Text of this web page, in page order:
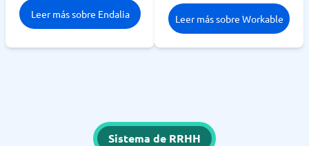
Leer más sobre Endalia Leer más sobre Workable
Sistema de RRHH